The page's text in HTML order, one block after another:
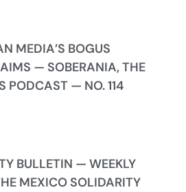
MEDIA’S BOGUS
— SOBERANIA, THE
PODCAST — NO. 114
BULLETIN — WEEKLY
MEXICO SOLIDARITY